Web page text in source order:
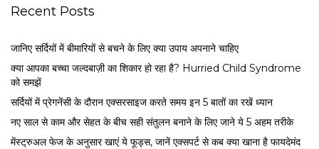
Recent Posts
जानिए सर्दियों में बीमारियों से बचने के लिए क्या उपाय अपनाने चाहिए
क्या आपका बच्चा जल्दबाज़ी का शिकार हो रहा है? Hurried Child Syndrome
को समझें
सर्द‍ियों में प्रेगनेंसी के दौरान एक्सरसाइज करते समय इन 5 बातों का रखें ध्यान
नए साल से काम और सेहत के बीच सही संतुलन बनाने के लिए जाने ये 5 अहम तरीके
मेंस्ट्रुअल फेज के अनुसार खाएं ये फूड्स, जानें एक्सपर्ट से कब क्या खाना है फायदेमंद